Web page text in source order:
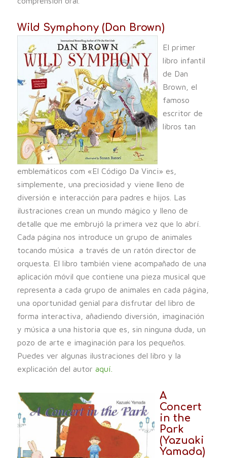
Wild Symphony (Dan Brown)
El primer
libro infantil
de Dan
Brown, el
famoso
escritor de
libros tan
emblemáticos com «El Código Da Vinci» es,
simplemente, una preciosidad y viene lleno de
diversión e interacción para padres e hijos. Las
ilustraciones crean un mundo mágico y lleno de
detalle que me embrujó la primera vez que lo abrí.
Cada página nos introduce un grupo de animales
tocando música a través de un ratón director de
orquesta. El libro también viene acompañado de una
aplicación móvil que contiene una pieza musical que
representa a cada grupo de animales en cada página,
una oportunidad genial para disfrutar del libro de
forma interactiva, añadiendo diversión, imaginación
y música a una historia que es, sin ninguna duda, un
pozo de arte e imaginación para los pequeños.
Puedes ver algunas ilustraciones del libro y la
explicación del autor aquí.
A
Concert
in the
Park
(Yazuaki
Yamada)